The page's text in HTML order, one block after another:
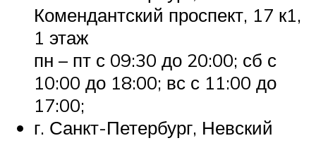
Комендантский проспект, 17 к1,
1 этаж
пн – пт с 09:30 до 20:00; сб с
10:00 до 18:00; вс с 11:00 до
17:00;
г. Санкт-Петербург, Невский